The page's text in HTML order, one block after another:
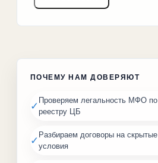
ПОЧЕМУ НАМ ДОВЕРЯЮТ
✓ Проверяем легальность МФО по
реестру ЦБ
✓ Разбираем договоры на скрытые
условия